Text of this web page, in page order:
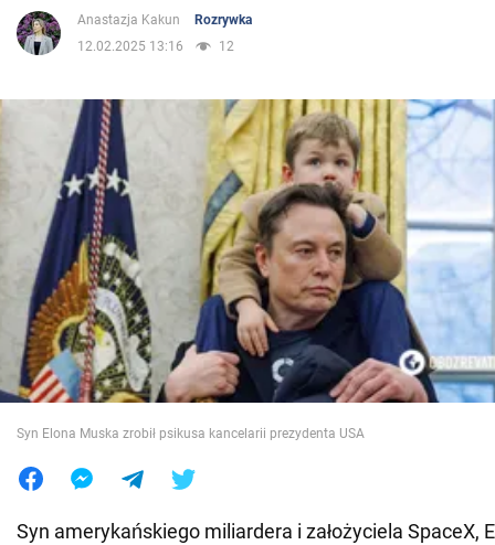
Życie
Polityka
Społeczeństwo
Wojna na Ukrainie
Świat
Jedzenie
Anastazja Kakun
Rozrywka
12.02.2025 13:16
12
Syn Elona Muska zrobił psikusa kancelarii prezydenta USA
Syn amerykańskiego miliardera i założyciela SpaceX,